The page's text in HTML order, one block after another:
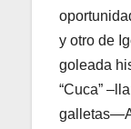
y otro de
goleada
“Cuca”